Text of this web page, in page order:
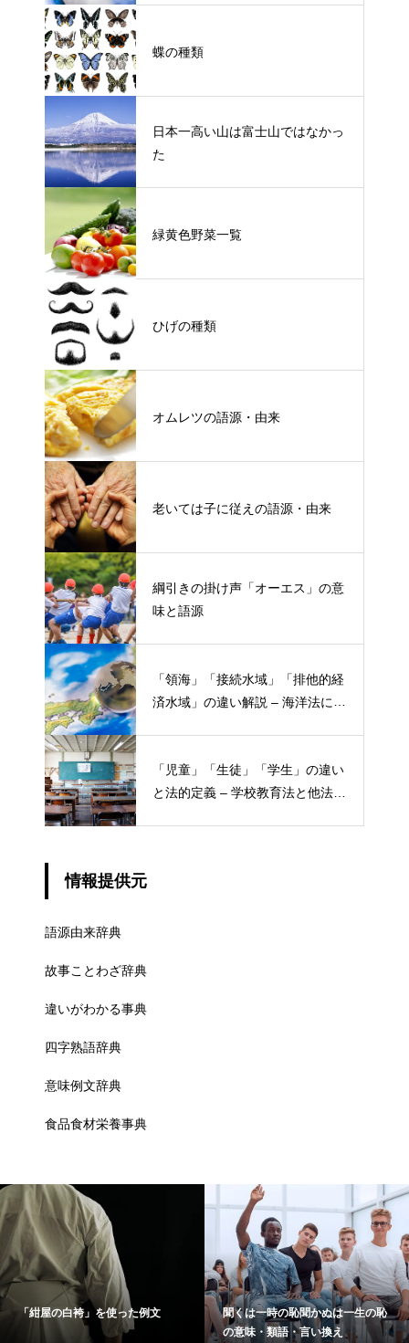
蝶の種類
日本一高い山は富士山ではなかっ
た
緑黄色野菜一覧
ひげの種類
オムレツの語源・由来
老いては子に従えの語源・由来
綱引きの掛け声「オーエス」の意
味と語源
「領海」「接続水域」「排他的経
済水域」の違い解説 – 海洋法にお
「児童」「生徒」「学生」の違い
と法的定義 – 学校教育法と他法律
情報提供元
語源由来辞典
故事ことわざ辞典
違いがわかる事典
四字熟語辞典
意味例文辞典
食品食材栄養事典
「紺屋の白袴」を使った例文
聞くは一時の恥聞かぬは一生の恥
の意味・類語・言い換え